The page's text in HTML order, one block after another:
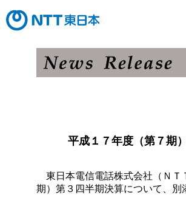
平成１７年度（第７期
東日本電信電話株式会社（ＮＴ
期）第３四半期決算について、別